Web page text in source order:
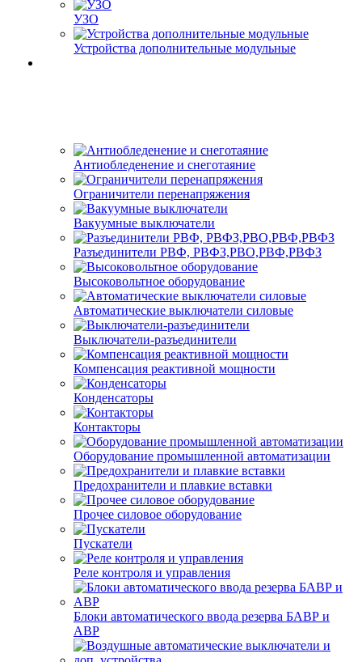
УЗО
Устройства дополнительные модульные
Антиобледенение и снеготаяние
Ограничители перенапряжения
Вакуумные выключатели
Разъединители РВФ, РВФЗ,РВО,РВФ,РВФЗ
Высоковольтное оборудование
Автоматические выключатели cиловые
Выключатели-разъединители
Компенсация реактивной мощности
Конденсаторы
Контакторы
Оборудование промышленной автоматизации
Предохранители и плавкие вставки
Прочее силовое оборудование
Пускатели
Реле контроля и управления
Блоки автоматического ввода резерва БАВР и
АВР